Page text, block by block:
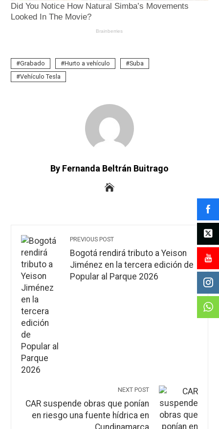
Grabado Hurto a vehículo
Suba
Vehículo Tesla
By Fernanda Beltrán Buitrago
PREVIOUS POST
Bogotá rendirá tributo a Yeison
Jiménez en la tercera edición de
Popular al Parque 2026
NEXT POST
CAR suspende obras que ponían
en riesgo una fuente hídrica en
Cundinamarca